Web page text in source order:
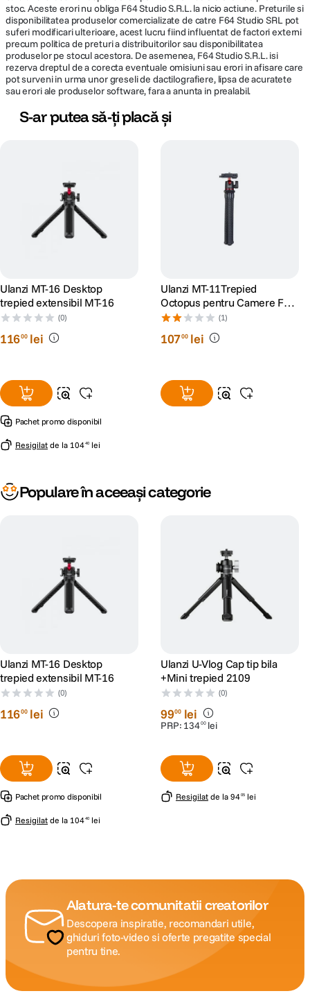
stoc. Aceste erori nu obliga F64 Studio S.R.L. la nicio actiune. Preturile si
disponibilitatea produselor comercializate de catre F64 Studio SRL pot
suferi modificari ulterioare, acest lucru fiind influentat de factori externi
precum politica de preturi a distribuitorilor sau disponibilitatea
produselor pe stocul acestora. De asemenea, F64 Studio S.R.L. isi
rezerva dreptul de a corecta eventuale omisiuni sau erori in afisare care
pot surveni in urma unor greseli de dactilografiere, lipsa de acuratete
sau erori ale produselor software, fara a anunta in prealabil.
S-ar putea să-ți placă și
Ulanzi MT-16 Desktop
trepied extensibil MT-16
(0)
11600 lei
Pachet promo disponibil
Resigilat de la 10440 lei
Ulanzi MT-11Trepied
Octopus pentru Camere Foto
si Smartphone
(1)
10700 lei
Populare în aceeași categorie
Ulanzi MT-16 Desktop
trepied extensibil MT-16
(0)
11600 lei
Pachet promo disponibil
Resigilat de la 10440 lei
Ulanzi U-Vlog Cap tip bila
+Mini trepied 2109
(0)
9900 lei
PRP: 13400 lei
Resigilat de la 9405 lei
Alatura-te comunitatii creatorilor
Descopera inspiratie, recomandari utile,
ghiduri foto-video si oferte pregatite special
pentru tine.